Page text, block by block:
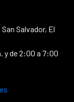
Salvador, El
y de 2:00 a 7:00